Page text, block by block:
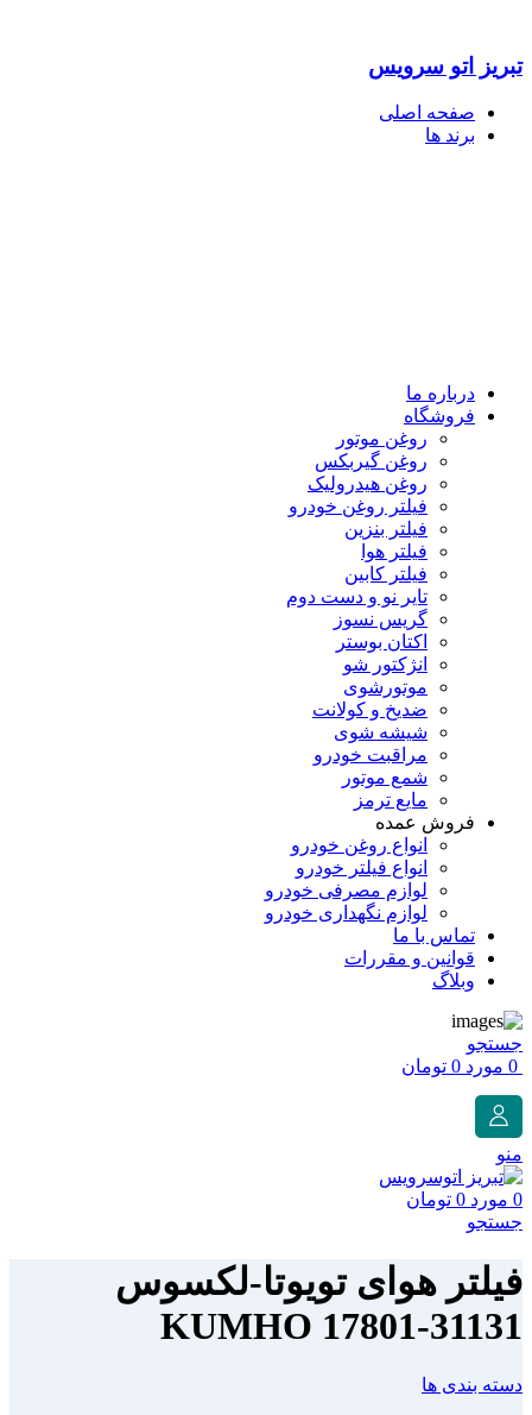
تبریز اتو سرویس
صفحه اصلی
برند ها
درباره ما
فروشگاه
روغن موتور
روغن گیربکس
روغن هیدرولیک
فیلتر روغن خودرو
فیلتر بنزین
فیلتر هوا
فیلتر کابین
تایر نو و دست دوم
گریس نسوز
اکتان بوستر
انژکتور شو
موتورشوی
ضدیخ و کولانت
شیشه شوی
مراقبت خودرو
شمع موتور
مایع ترمز
فروش عمده
انواع روغن خودرو
انواع فیلتر خودرو
لوازم مصرفی خودرو
لوازم نگهداری خودرو
تماس با ما
قوانین و مقررات
وبلاگ
جستجو
0 مورد 0 تومان
منو
0 مورد 0 تومان
جستجو
فیلتر هوای تویوتا-لکسوس
KUMHO 17801-31131
دسته بندی ها